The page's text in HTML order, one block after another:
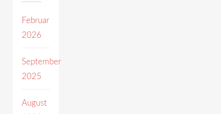
Februar
2026
September
2025
August